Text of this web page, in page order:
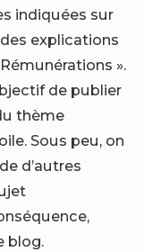
indiquées sur
explications
».
de publier
thème
Sous peu, on
d’autres
blog.